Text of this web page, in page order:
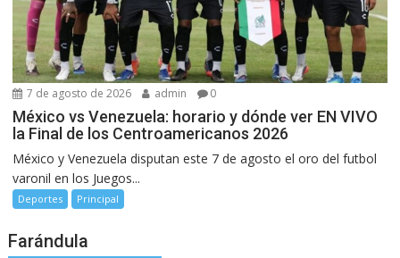
7 de agosto de 2026 admin 0
México vs Venezuela: horario y dónde ver EN VIVO
la Final de los Centroamericanos 2026
México y Venezuela disputan este 7 de agosto el oro del futbol
varonil en los Juegos...
Deportes Principal
Farándula